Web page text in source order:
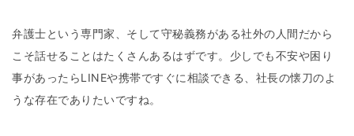
弁護士という専門家、そして守秘義務がある社外の人間だから
こそ話せることはたくさんあるはずです。少しでも不安や困り
事があったらLINEや携帯ですぐに相談できる、社長の懐刀のよ
うな存在でありたいですね。